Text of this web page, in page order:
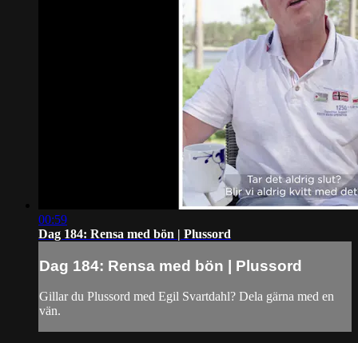
00:59
Dag 184: Rensa med bön | Plussord
Dag 184: Rensa med bön | Plussord
Gillar du Plussord med Egil Svartdahl? Dela gärna med en
vän.